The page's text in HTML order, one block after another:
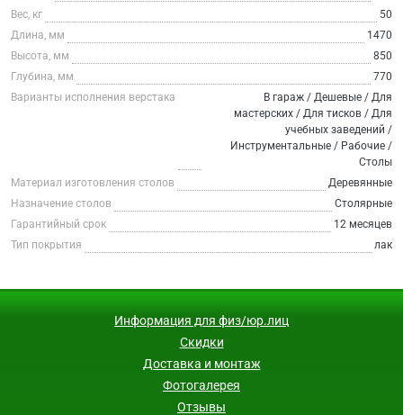
Вес, кг
50
Длина, мм
1470
Высота, мм
850
Глубина, мм
770
Варианты исполнения верстака
В гараж / Дешевые / Для
мастерских / Для тисков / Для
учебных заведений /
Инструментальные / Рабочие /
Столы
Материал изготовления столов
Деревянные
Назначение столов
Столярные
Гарантийный срок
12 месяцев
Тип покрытия
лак
Информация для физ/юр.лиц
Скидки
Доставка и монтаж
Фотогалерея
Отзывы